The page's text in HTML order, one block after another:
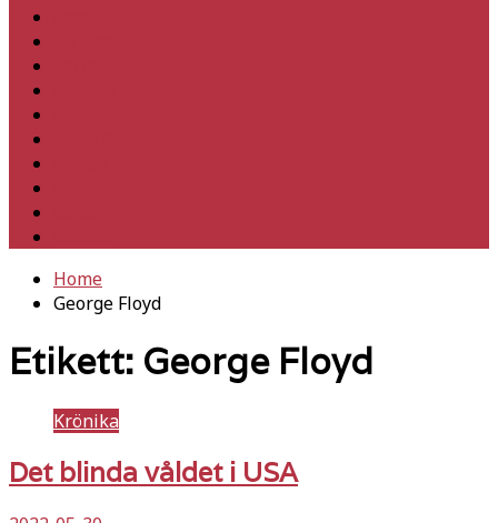
Home
George Floyd
Etikett: George Floyd
Krönika
Det blinda våldet i USA